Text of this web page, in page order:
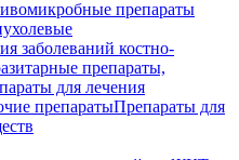
препараты
заболеваний костно-
препараты,
для лечения
препаратыПрепараты для